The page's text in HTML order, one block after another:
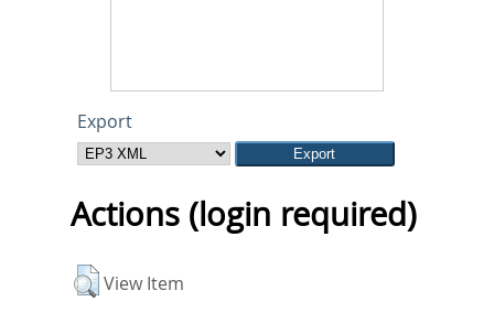
Export
Actions (login required)
View Item